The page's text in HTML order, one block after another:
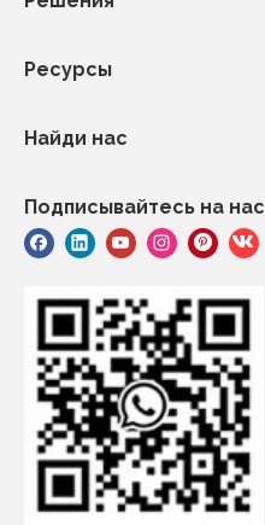
Ресурсы
Найди нас
Подписывайтесь на нас